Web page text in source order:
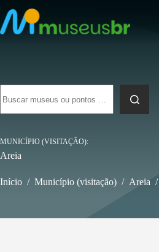
para
o
conteúdo
resultados
MUNICÍPIO (VISITAÇÃO)
Areia
Início / Município (visitação) / Areia /